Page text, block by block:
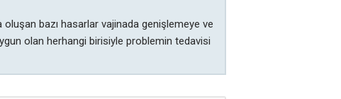
oluşan bazı hasarlar vajinada genişlemeye ve
olan herhangi birisiyle problemin tedavisi